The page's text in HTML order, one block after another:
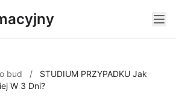
bud /
STUDIUM PRZYPADKU Jak
W 3 Dni?